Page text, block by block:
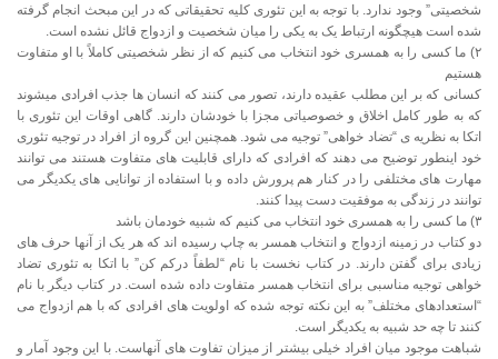
شخصیتی” وجود ندارد. با توجه به این تئوری کلیه تحقیقاتی که در این مبحث انجام گرفته
شده است هیچگونه ارتباط یک به یکی را میان شخصیت و ازدواج قائل نشده است.
۲) ما کسی را به همسری خود انتخاب می کنیم که از نظر شخصیتی کاملاً با او متفاوت
هستیم
کسانی که بر این مطلب عقیده دارند، تصور می کنند که انسان ها جذب افرادی میشوند
که به طور کامل اخلاق و خصوصیاتی مجزا با خودشان دارند. گاهی اوقات این تئوری با
اتکا به نظریه ی “تضاد خواهی” توجیه می شود. همچنین این گروه از افراد در توجیه تئوری
خود اینطور توضیح می دهند که افرادی که دارای قابلیت های متفاوت هستند می توانند
مهارت های مختلفی را در کنار هم پرورش داده و با استفاده از توانایی های یکدیگر می
توانند در زندگی به موفقیت دست پیدا کنند.
۳) ما کسی را به همسری خود انتخاب می کنیم که شبیه خودمان باشد
دو کتاب در زمینه ازدواج و انتخاب همسر به چاپ رسیده اند که هر یک از آنها حرف های
زیادی برای گفتن دارند. در کتاب نخست با نام “لطفاً درکم کن” با اتکا به تئوری تضاد
خواهی توجیه مناسبی برای انتخاب همسر متفاوت داده شده است. در کتاب دیگر با نام
“استعدادهای مختلف” به این نکته توجه شده که اولویت های افرادی که با هم ازدواج می
کنند تا چه حد شبیه به یکدیگر است.
شباهت موجود میان افراد خیلی بیشتر از میزان تفاوت های آنهاست. با این وجود آمار و